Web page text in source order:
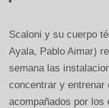
Scaloni y su cuerpo
Ayala, Pablo Aimar)
semana las
concentrar y entrenar
acompañados por los